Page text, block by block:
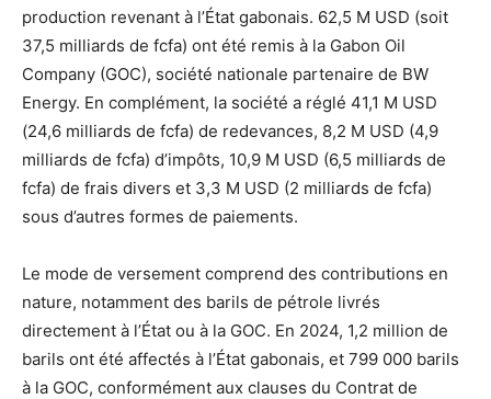
production revenant à l’État gabonais. 62,5 M USD (soit
37,5 milliards de fcfa) ont été remis à la Gabon Oil
Company (GOC), société nationale partenaire de BW
Energy. En complément, la société a réglé 41,1 M USD
(24,6 milliards de fcfa) de redevances, 8,2 M USD (4,9
milliards de fcfa) d’impôts, 10,9 M USD (6,5 milliards de
fcfa) de frais divers et 3,3 M USD (2 milliards de fcfa)
sous d’autres formes de paiements.
Le mode de versement comprend des contributions en
nature, notamment des barils de pétrole livrés
directement à l’État ou à la GOC. En 2024, 1,2 million de
barils ont été affectés à l’État gabonais, et 799 000 barils
à la GOC, conformément aux clauses du Contrat de